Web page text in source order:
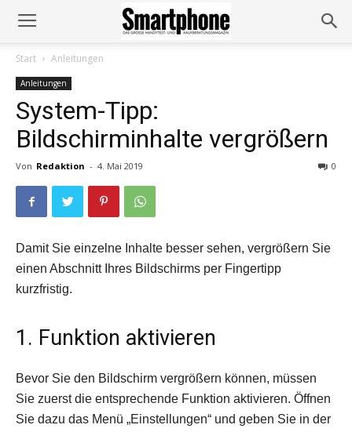
Start Anleitungen
Anleitungen
System-Tipp:
Bildschirminhalte vergrößern
Von Redaktion - 4. Mai 2019 0
Damit Sie einzelne Inhalte besser sehen, vergrößern Sie
einen Abschnitt Ihres Bildschirms per Fingertipp
kurzfristig.
1. Funktion aktivieren
Bevor Sie den Bildschirm vergrößern können, müssen
Sie zuerst die entsprechende Funktion aktivieren. Öffnen
Sie dazu das Menü „Einstellungen“ und geben Sie in der